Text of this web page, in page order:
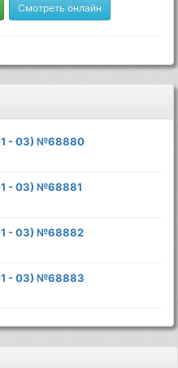
Смотреть онлайн
- 03) №68880
- 03) №68881
- 03) №68882
- 03) №68883